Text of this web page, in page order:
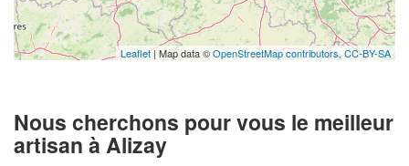
Leaflet| Map data ©OpenStreetMap contributors,CC-BY-SA
Nous cherchons pour vous le meilleur
artisan à Alizay